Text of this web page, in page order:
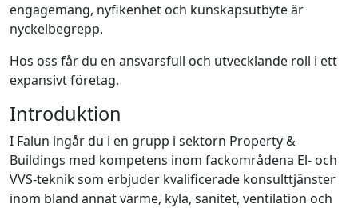
engagemang, nyfikenhet och kunskapsutbyte är
nyckelbegrepp.
Hos oss får du en ansvarsfull och utvecklande roll i ett
expansivt företag.
Introduktion
I Falun ingår du i en grupp i sektorn Property &
Buildings med kompetens inom fackområdena El- och
VVS-teknik som erbjuder kvalificerade konsulttjänster
inom bland annat värme, kyla, sanitet, ventilation och